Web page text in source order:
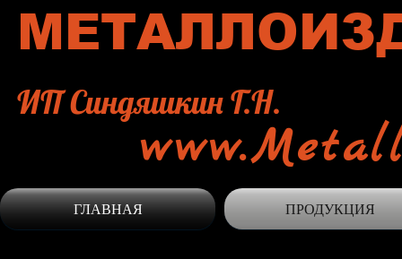
ГЛАВНАЯ ПРОДУКЦИЯ
ИП Синдяшкин Г.Н.